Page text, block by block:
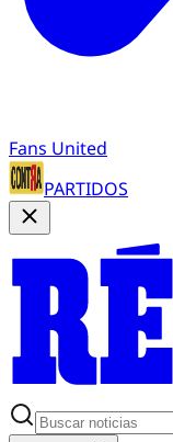
Fans United
PARTIDOS